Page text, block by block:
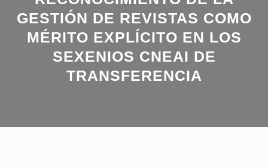
GESTIÓN DE REVISTAS COMO
MÉRITO EXPLÍCITO EN LOS
SEXENIOS CNEAI DE
TRANSFERENCIA